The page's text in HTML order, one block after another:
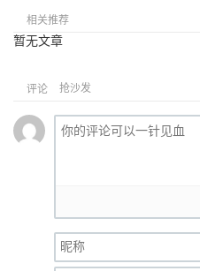
相关推荐
暂无文章
评论 抢沙发